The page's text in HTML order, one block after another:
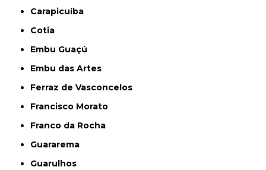
Carapicuíba
Cotia
Embu Guaçú
Embu das Artes
Ferraz de Vasconcelos
Francisco Morato
Franco da Rocha
Guararema
Guarulhos